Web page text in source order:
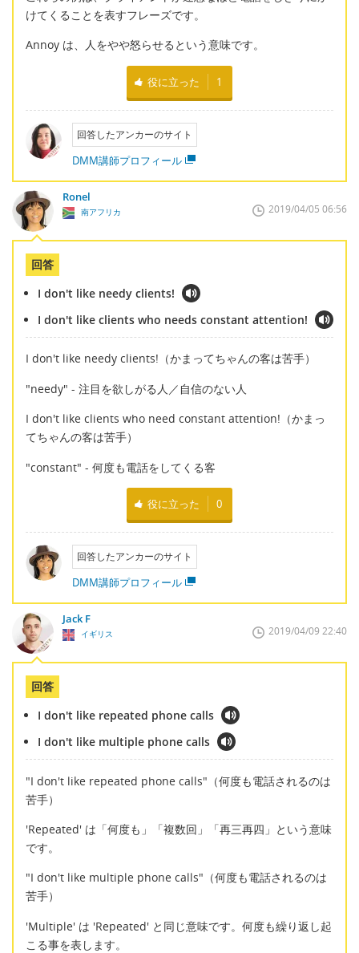
けてくることを表すフレーズです。
Annoy は、人をやや怒らせるという意味です。
役に立った 1
回答したアンカーのサイト
DMM講師プロフィール
Ronel
南アフリカ 2019/04/05 06:56
回答
I don't like needy clients!
I don't like clients who needs constant attention!
I don't like needy clients!（かまってちゃんの客は苦手）
"needy" - 注目を欲しがる人／自信のない人
I don't like clients who need constant attention!（かまっ
てちゃんの客は苦手）
"constant" - 何度も電話をしてくる客
役に立った 0
回答したアンカーのサイト
DMM講師プロフィール
Jack F
イギリス 2019/04/09 22:40
回答
I don't like repeated phone calls
I don't like multiple phone calls
"I don't like repeated phone calls"（何度も電話されるのは
苦手）
'Repeated' は「何度も」「複数回」「再三再四」という意味
です。
"I don't like multiple phone calls"（何度も電話されるのは
苦手）
'Multiple' は 'Repeated' と同じ意味です。何度も繰り返し起
こる事を表します。